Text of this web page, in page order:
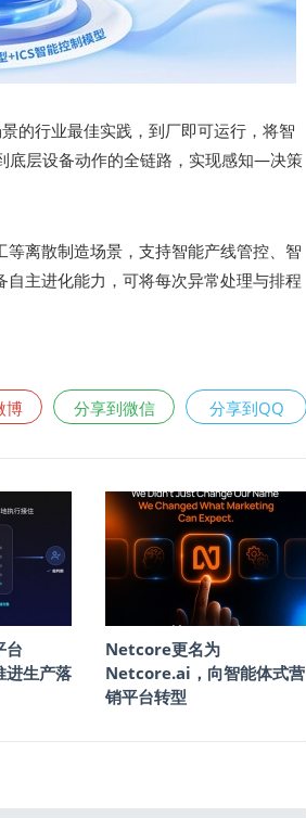
的行业最佳实践，到厂即可运行，将智
底层设备动作的全链路，实现感知—决策
离散制造场景，支持智能产线管控、智
主进化能力，可将每次异常处理与排程
博 分享到微信 分享到QQ
台
生产落
Netcore更名为
Netcore.ai，向智能体式营
销平台转型